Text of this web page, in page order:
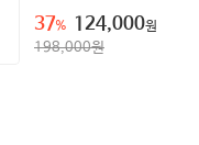
37% 124,000원
198,000원